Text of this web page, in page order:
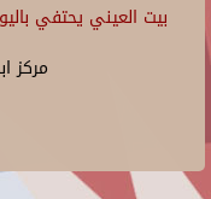
بيت العيني يحتفي
مركز